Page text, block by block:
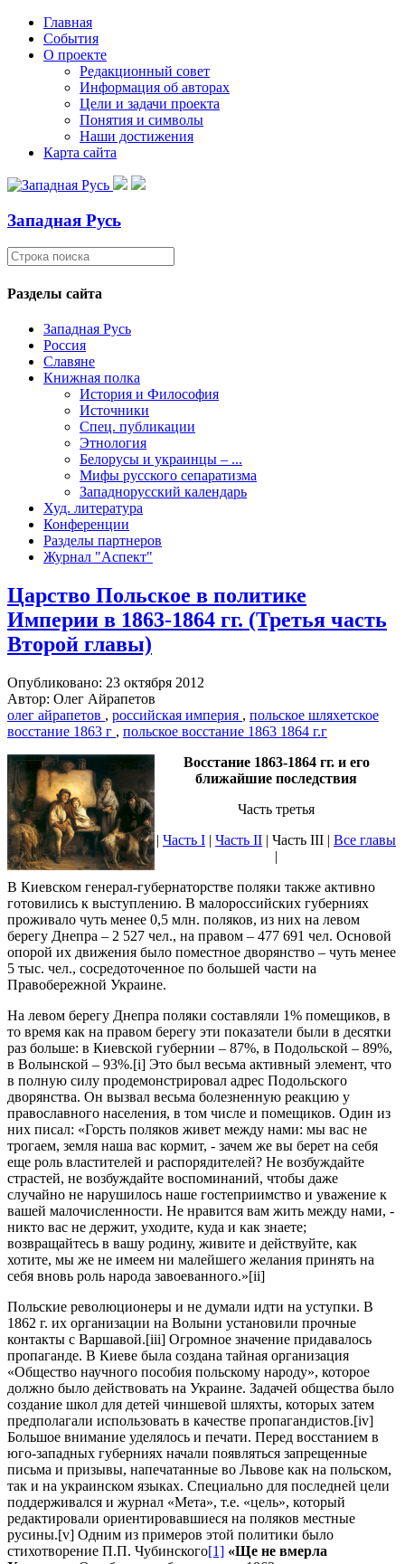
Главная
События
О проекте
Редакционный совет
Информация об авторах
Цели и задачи проекта
Понятия и символы
Наши достижения
Карта сайта
Западная Русь
Разделы сайта
Западная Русь
Россия
Славяне
Книжная полка
История и Философия
Источники
Спец. публикации
Этнология
Белорусы и украинцы – ...
Мифы русского сепаратизма
Западнорусский календарь
Худ. литература
Конференции
Разделы партнеров
Журнал "Аспект"
Царство Польское в политике
Империи в 1863-1864 гг. (Третья часть
Второй главы)
Опубликовано: 23 октября 2012
Автор: Олег Айрапетов
олег айрапетов , российская империя , польское шляхетское
восстание 1863 г , польское восстание 1863 1864 г.г
Восстание 1863-1864 гг. и его
ближайшие последствия
Часть третья
| Часть I | Часть II | Часть III | Все главы
|
В Киевском генерал-губернаторстве поляки также активно
готовились к выступлению. В малороссийских губерниях
проживало чуть менее 0,5 млн. поляков, из них на левом
берегу Днепра – 2 527 чел., на правом – 477 691 чел. Основой
опорой их движения было поместное дворянство – чуть менее
5 тыс. чел., сосредоточенное по большей части на
Правобережной Украине.
На левом берегу Днепра поляки составляли 1% помещиков, в
то время как на правом берегу эти показатели были в десятки
раз больше: в Киевской губернии – 87%, в Подольской – 89%,
в Волынской – 93%.[i] Это был весьма активный элемент, что
в полную силу продемонстрировал адрес Подольского
дворянства. Он вызвал весьма болезненную реакцию у
православного населения, в том числе и помещиков. Один из
них писал: «Горсть поляков живет между нами: мы вас не
трогаем, земля наша вас кормит, - зачем же вы берет на себя
еще роль властителей и распорядителей? Не возбуждайте
страстей, не возбуждайте воспоминаний, чтобы даже
случайно не нарушилось наше гостеприимство и уважение к
вашей малочисленности. Не нравится вам жить между нами, -
никто вас не держит, уходите, куда и как знаете;
возвращайтесь в вашу родину, живите и действуйте, как
хотите, мы же не имеем ни малейшего желания принять на
себя вновь роль народа завоеванного.»[ii]
Польские революционеры и не думали идти на уступки. В
1862 г. их организации на Волыни установили прочные
контакты с Варшавой.[iii] Огромное значение придавалось
пропаганде. В Киеве была создана тайная организация
«Общество научного пособия польскому народу», которое
должно было действовать на Украине. Задачей общества было
создание школ для детей чиншевой шляхты, которых затем
предполагали использовать в качестве пропагандистов.[iv]
Большое внимание уделялось и печати. Перед восстанием в
юго-западных губерниях начали появляться запрещенные
письма и призывы, напечатанные во Львове как на польском,
так и на украинском языках. Специально для последней цели
поддерживался и журнал «Мета», т.е. «цель», который
редактировали ориентировавшиеся на поляков местные
русины.[v] Одним из примеров этой политики было
стихотворение П.П. Чубинского[1] «Ще не вмерла